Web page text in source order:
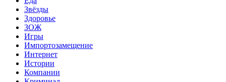
Звёзды
Здоровье
ЗОЖ
Игры
Импортозамещение
Интернет
Истории
Компании